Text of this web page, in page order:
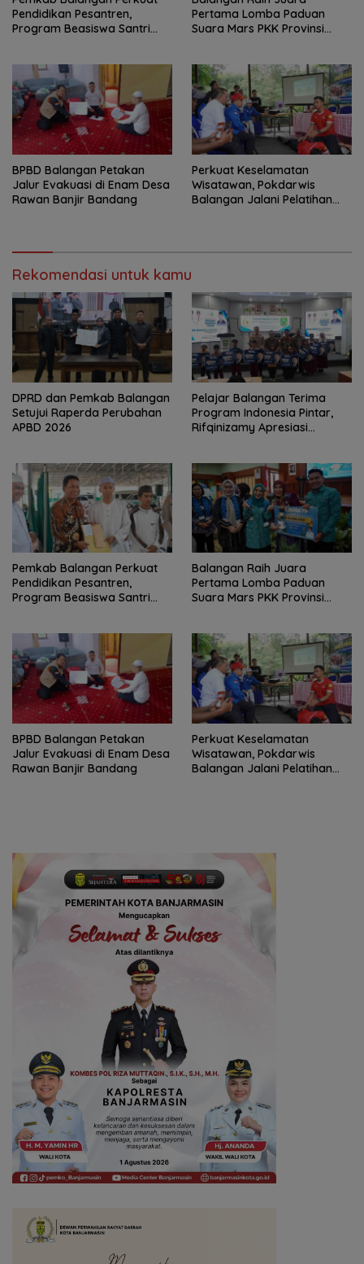
Pendidikan Pesantren,
Program Beasiswa Santri
Pertama Lomba Paduan
Suara Mars PKK Provinsi
BPBD Balangan Petakan
Jalur Evakuasi di Enam Desa
Rawan Banjir Bandang
Perkuat Keselamatan
Wisatawan, Pokdarwis
Balangan Jalani Pelatihan
Rekomendasi untuk kamu
DPRD dan Pemkab Balangan
Setujui Raperda Perubahan
APBD 2026
Pelajar Balangan Terima
Program Indonesia Pintar,
Rifqinizamy Apresiasi
Pemkab Balangan Perkuat
Pendidikan Pesantren,
Program Beasiswa Santri
Balangan Raih Juara
Pertama Lomba Paduan
Suara Mars PKK Provinsi
BPBD Balangan Petakan
Jalur Evakuasi di Enam Desa
Rawan Banjir Bandang
Perkuat Keselamatan
Wisatawan, Pokdarwis
Balangan Jalani Pelatihan